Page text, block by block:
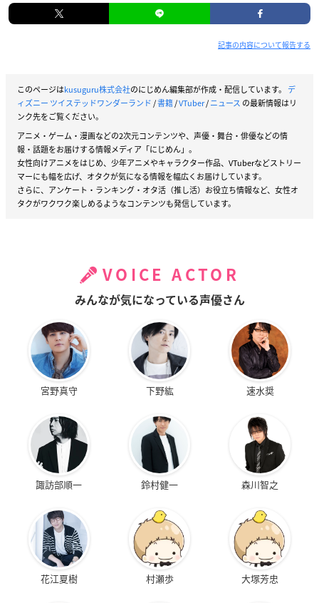
記事の内容について報告する
このページはkusuguru株式会社のにじめん編集部が作成・配信しています。 デ
ィズニー ツイステッドワンダーランド/書籍/VTuber/ニュース の最新情報はリ
ンク先をご覧ください。
アニメ・ゲーム・漫画などの2次元コンテンツや、声優・舞台・俳優などの情
報・話題をお届けする情報メディア「にじめん」。
女性向けアニメをはじめ、少年アニメやキャラクター作品、VTuberなどストリー
マーにも幅を広げ、オタクが気になる情報を幅広くお届けしています。
さらに、アンケート・ランキング・オタ活（推し活）お役立ち情報など、女性オ
タクがワクワク楽しめるようなコンテンツも発信しています。
VOICE ACTOR
みんなが気になっている声優さん
宮野真守 下野紘 速水奨
諏訪部順一 鈴村健一 森川智之
花江夏樹 村瀬歩 大塚芳忠